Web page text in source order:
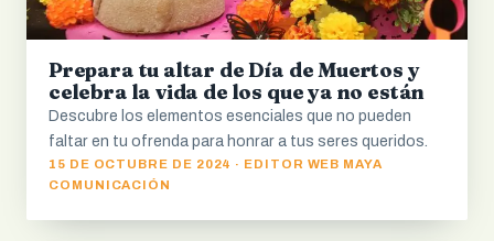
Prepara tu altar de Día de Muertos y
celebra la vida de los que ya no están
Descubre los elementos esenciales que no pueden
faltar en tu ofrenda para honrar a tus seres queridos.
15 DE OCTUBRE DE 2024 · EDITOR WEB MAYA
COMUNICACIÓN